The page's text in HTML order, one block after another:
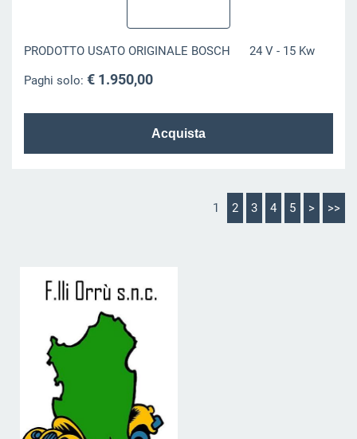
PRODOTTO USATO ORIGINALE BOSCH 24 V - 15 Kw
Paghi solo: € 1.950,00
1 2 3 4 5 > >>